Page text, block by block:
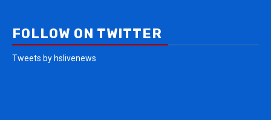
FOLLOW ON TWITTER
Tweets by hslivenews